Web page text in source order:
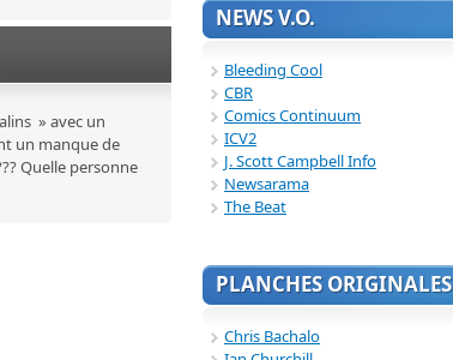
» avec un
un manque de
Quelle personne
NEWS V.O.
Bleeding Cool
CBR
Comics Continuum
ICV2
J. Scott Campbell Info
Newsarama
The Beat
PLANCHES ORIGINALES
Chris Bachalo